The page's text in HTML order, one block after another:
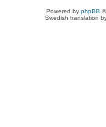
Powered by phpBB
Swedish translation